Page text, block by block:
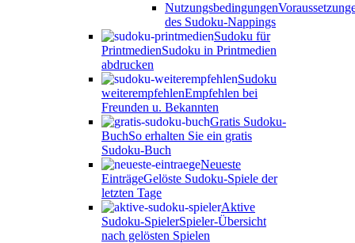
Nutzungsbedingungen
des Sudoku-Nappings
Sudoku für
PrintmedienSudoku in Printmedien
abdrucken
Sudoku
weiterempfehlenEmpfehlen bei
Freunden u. Bekannten
Gratis Sudoku-
BuchSo erhalten Sie ein gratis
Sudoku-Buch
Neueste
EinträgeGelöste Sudoku-Spiele der
letzten Tage
Aktive
Sudoku-SpielerSpieler-Übersicht
nach gelösten Spielen